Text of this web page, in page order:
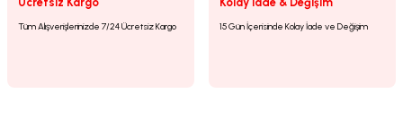
Tüm Alışverişlerinizde 7/24 Ücretsiz Kargo 15 Gün İçerisinde Kolay İade ve Değişim